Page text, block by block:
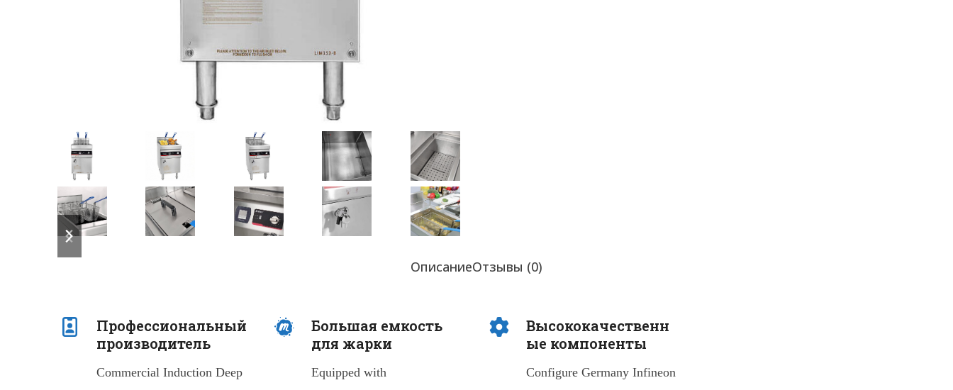
previous
slide
next
slide
ОписаниеОтзывы (0)
Профессиональный
производитель
Commercial Induction Deep
Большая емкость
для жарки
Equipped with
Высококачественн
ые компоненты
Configure Germany Infineon